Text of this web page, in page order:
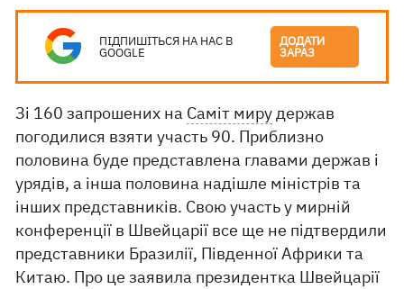
ПІДПИШІТЬСЯ НА НАС В
GOOGLE
ДОДАТИ
ЗАРАЗ
Зі 160 запрошених на Саміт мирудержав
погодилися взяти участь 90. Приблизно
половина буде представлена главами держав і
урядів, а інша половина надішле міністрів та
інших представників. Свою участь у мирній
конференції в Швейцарії все ще не підтвердили
представники Бразилії, Південної Африки та
Китаю. Про це заявила президентка Швейцарії